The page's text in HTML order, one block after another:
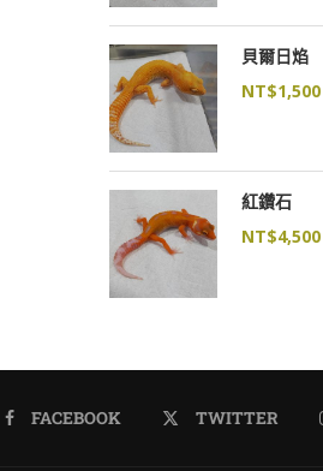
貝爾日焰
NT$1,500
紅鑽石
NT$4,500
FACEBOOK TWITTER